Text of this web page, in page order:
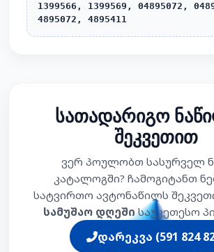
1399566, 1399569, 04895072,
4895072, 4895411
სათადარიგო
შეკვეთით
ვერ პოულობთ სასურველ
კატალოგში? ჩამოგიტანთ
სატვირთო ავტონაწილს
სამუშაო დღეშისაუკეთესო
დარეკვა (591 824